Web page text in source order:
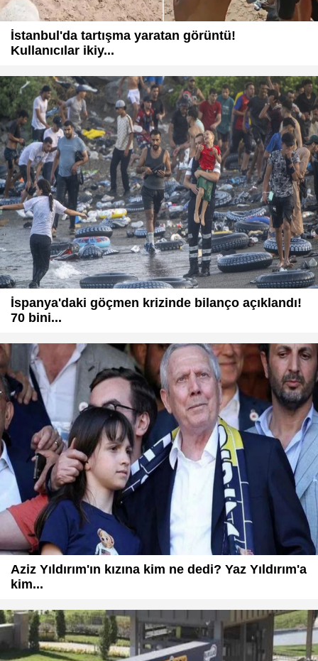
İstanbul'da tartışma yaratan görüntü!
Kullanıcılar ikiy...
İspanya'daki göçmen krizinde bilanço açıklandı!
70 bini...
Aziz Yıldırım'ın kızına kim ne dedi? Yaz Yıldırım'a
kim...